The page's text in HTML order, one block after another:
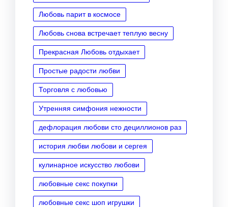
Любовь парит в космосе
Любовь снова встречает теплую весну
Прекрасная Любовь отдыхает
Простые радости любви
Торговля с любовью
Утренняя симфония нежности
дефлорация любови сто дециллионов раз
история любви любови и сергея
кулинарное искусство любови
любовные секс покупки
любовные секс шоп игрушки